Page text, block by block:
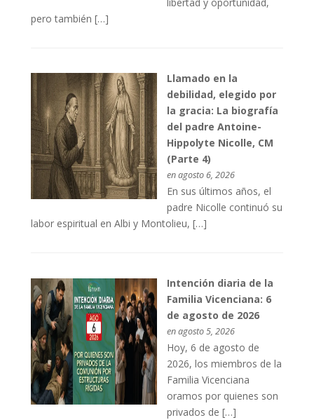
pero también […]
Llamado en la
debilidad, elegido por
la gracia: La biografía
del padre Antoine-
Hippolyte Nicolle, CM
(Parte 4)
en agosto 6, 2026
En sus últimos años, el
padre Nicolle continuó su
labor espiritual en Albi y Montolieu, […]
Intención diaria de la
Familia Vicenciana: 6
de agosto de 2026
en agosto 5, 2026
Hoy, 6 de agosto de
2026, los miembros de la
Familia Vicenciana
oramos por quienes son
privados de […]